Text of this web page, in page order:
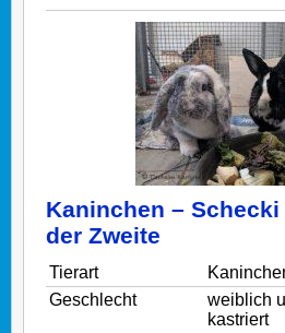
Kaninchen –
der Zweite
Tierart
Geschlecht
weiblich
kastriert